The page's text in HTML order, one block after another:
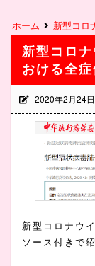
ホーム 新型コロ
新型コロ
おける全
2020年2月24日
新型コロナウ
ソース付きで